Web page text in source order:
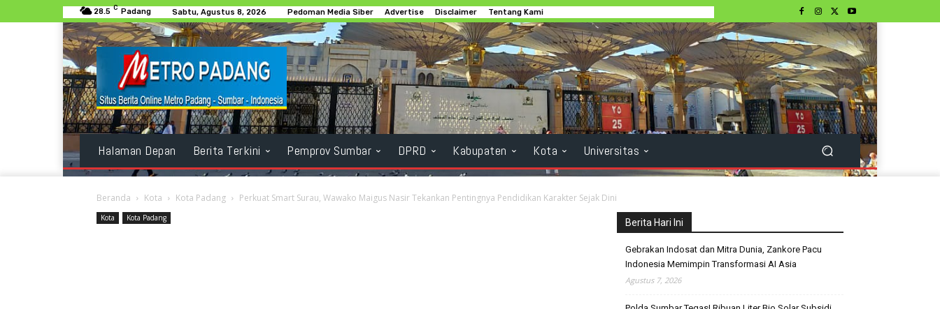
28.5 C Padang Sabtu, Agustus 8, 2026 Pedoman Media Siber Advertise Disclaimer Tentang Kami
Halaman Depan Berita Terkini Pemprov Sumbar DPRD Kabupaten Kota Universitas
Beranda Kota Kota Padang Perkuat Smart Surau, Wawako Maigus Nasir Tekankan Pentingnya Pendidikan Karakter Sejak Dini
Kota Kota Padang Berita Hari Ini
Gebrakan Indosat dan Mitra Dunia, Zankore Pacu
Indonesia Memimpin Transformasi AI Asia
Agustus 7, 2026